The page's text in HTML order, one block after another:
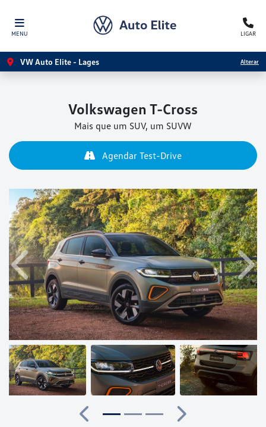
MENU LIGAR
VW Auto Elite - Lages Alterar
Volkswagen T-Cross
Mais que um SUV, um SUVW
Agendar Test-Drive
Anterior
Anterior
Próximo